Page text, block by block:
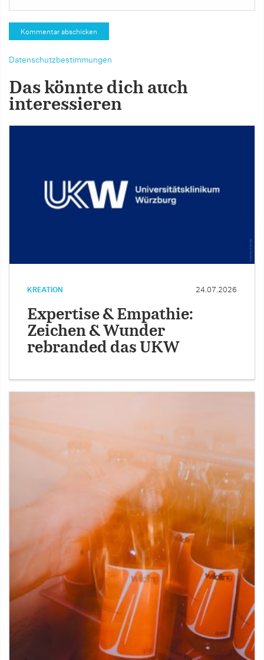
Datenschutzbestimmungen
Das könnte dich auch
interessieren
KREATION 24.07.2026
Expertise & Empathie:
Zeichen & Wunder
rebranded das UKW